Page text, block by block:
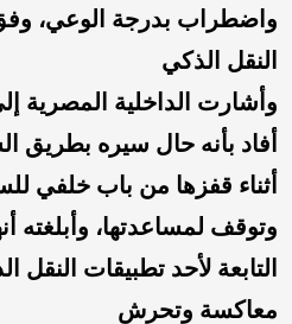
واضطراب بدرجة الوعي،
النقل الذكي
وأشارت الداخلية المصرية
أفاد بأنه حال سيره بطريق
أثناء قفزها من باب خلفي
وتوقف لمساعدتها، وأبلغته
التابعة لأحد تطبيقات النقل
معاكسة وتحرش